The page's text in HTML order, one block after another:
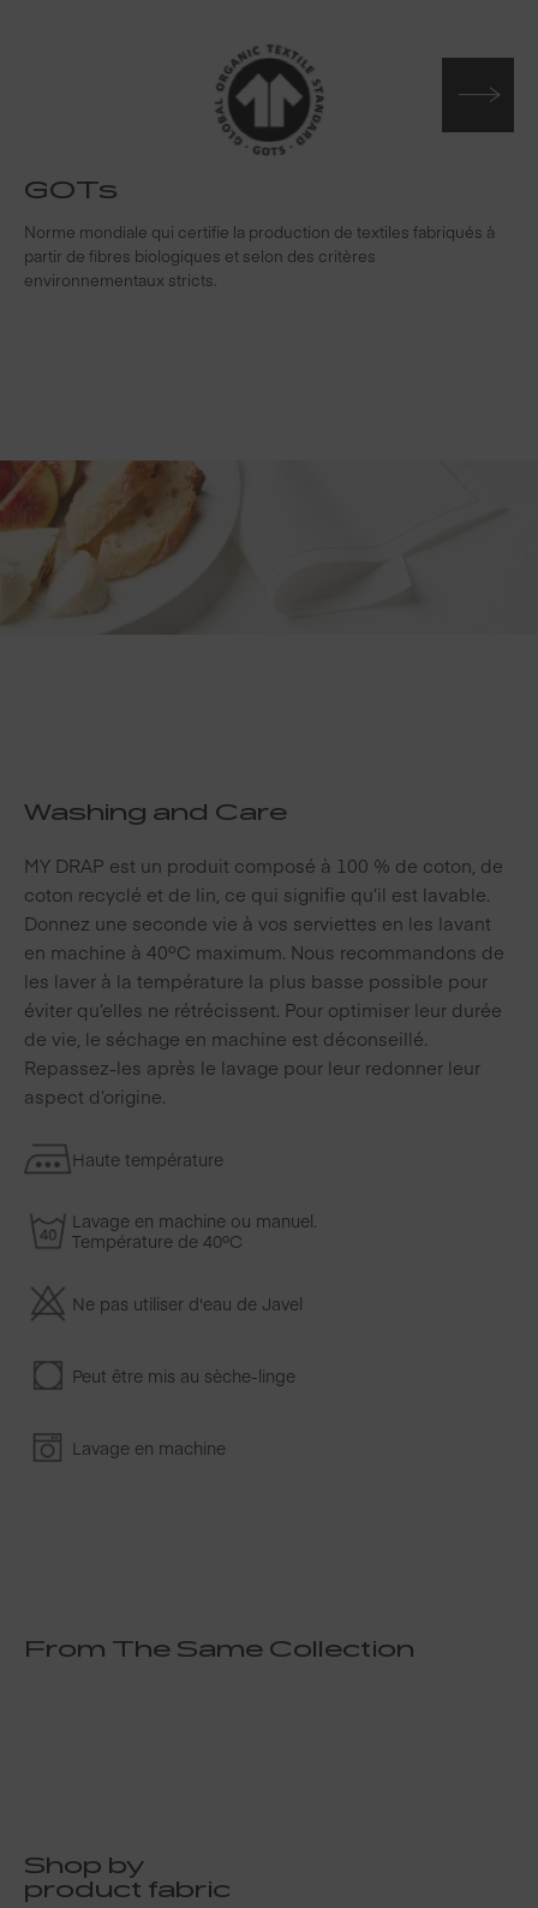
GOTs
Norme mondiale qui certifie la production de textiles fabriqués à
partir de fibres biologiques et selon des critères
environnementaux stricts.
Washing and Care
MY DRAP est un produit composé à 100 % de coton, de
coton recyclé et de lin, ce qui signifie qu’il est lavable.
Donnez une seconde vie à vos serviettes en les lavant
en machine à 40ºC maximum. Nous recommandons de
les laver à la température la plus basse possible pour
éviter qu’elles ne rétrécissent. Pour optimiser leur durée
de vie, le séchage en machine est déconseillé.
Repassez-les après le lavage pour leur redonner leur
aspect d’origine.
Haute température
Lavage en machine ou manuel.
Température de 40ºC
Ne pas utiliser d'eau de Javel
Peut être mis au sèche-linge
Lavage en machine
From The Same Collection
Shop by
product fabric